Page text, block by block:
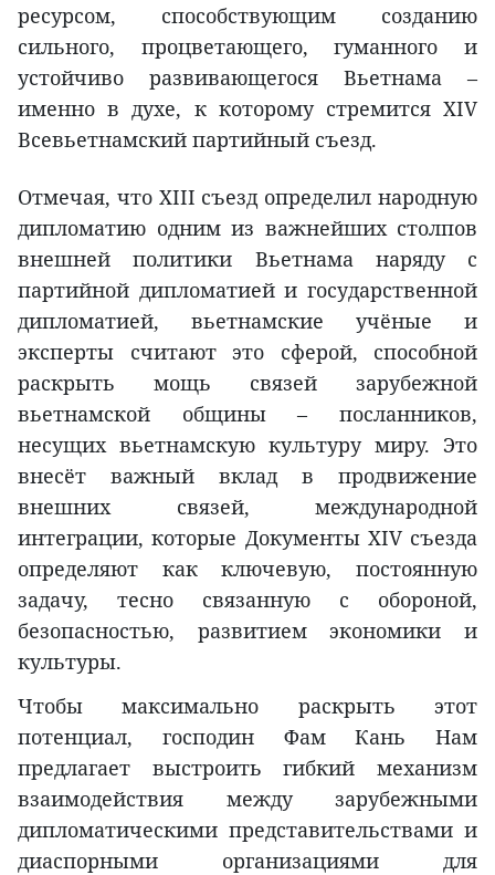
ресурсом, способствующим созданию
сильного, процветающего, гуманного и
устойчиво развивающегося Вьетнама –
именно в духе, к которому стремится XIV
Всевьетнамский партийный съезд.
Отмечая, что XIII съезд определил народную
дипломатию одним из важнейших столпов
внешней политики Вьетнама наряду с
партийной дипломатией и государственной
дипломатией, вьетнамские учёные и
эксперты считают это сферой, способной
раскрыть мощь связей зарубежной
вьетнамской общины – посланников,
несущих вьетнамскую культуру миру. Это
внесёт важный вклад в продвижение
внешних связей, международной
интеграции, которые Документы XIV съезда
определяют как ключевую, постоянную
задачу, тесно связанную с обороной,
безопасностью, развитием экономики и
культуры.
Чтобы максимально раскрыть этот
потенциал, господин Фам Кань Нам
предлагает выстроить гибкий механизм
взаимодействия между зарубежными
дипломатическими представительствами и
диаспорными организациями для